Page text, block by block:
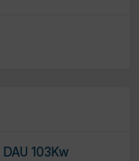
103Kw